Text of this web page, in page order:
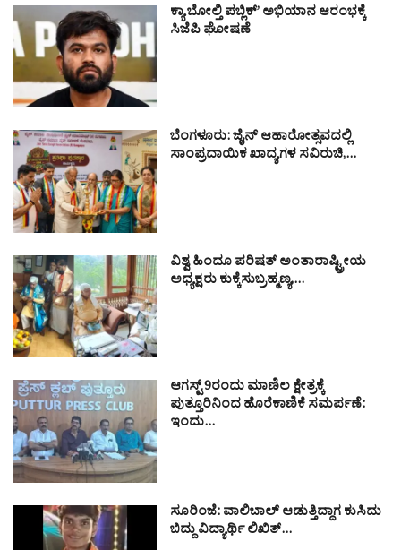
ಕ್ಯಾ ಬೋಲ್ತಿ ಪಬ್ಲಿಕ್’ ಅಭಿಯಾನ ಆರಂಭಕ್ಕೆ
ಸಿಜೆಪಿ ಘೋಷಣೆ
ಬೆಂಗಳೂರು: ಜೈನ್ ಆಹಾರೋತ್ಸವದಲ್ಲಿ
ಸಾಂಪ್ರದಾಯಿಕ ಖಾದ್ಯಗಳ ಸವಿರುಚಿ,…
ವಿಶ್ವ ಹಿಂದೂ ಪರಿಷತ್ ಅಂತಾರಾಷ್ಟ್ರೀಯ
ಅಧ್ಯಕ್ಷರು ಕುಕ್ಕೆಸುಬ್ರಹ್ಮಣ್ಯ,…
ಆಗಸ್ಟ್ 9ರಂದು ಮಾಣಿಲ ಕ್ಷೇತ್ರಕ್ಕೆ
ಪುತ್ತೂರಿನಿಂದ ಹೊರೆಕಾಣಿಕೆ ಸಮರ್ಪಣೆ:
ಇಂದು…
ಸೂರಿಂಜೆ: ವಾಲಿಬಾಲ್ ಆಡುತ್ತಿದ್ದಾಗ ಕುಸಿದು
ಬಿದ್ದು ವಿದ್ಯಾರ್ಥಿ ಲಿಖಿತ್…